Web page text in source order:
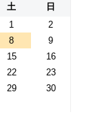
土
日
1
2
8
9
15
16
22
23
29
30